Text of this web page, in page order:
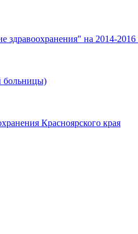
здравоохранения" на 2014-
больницы)
Красноярского края